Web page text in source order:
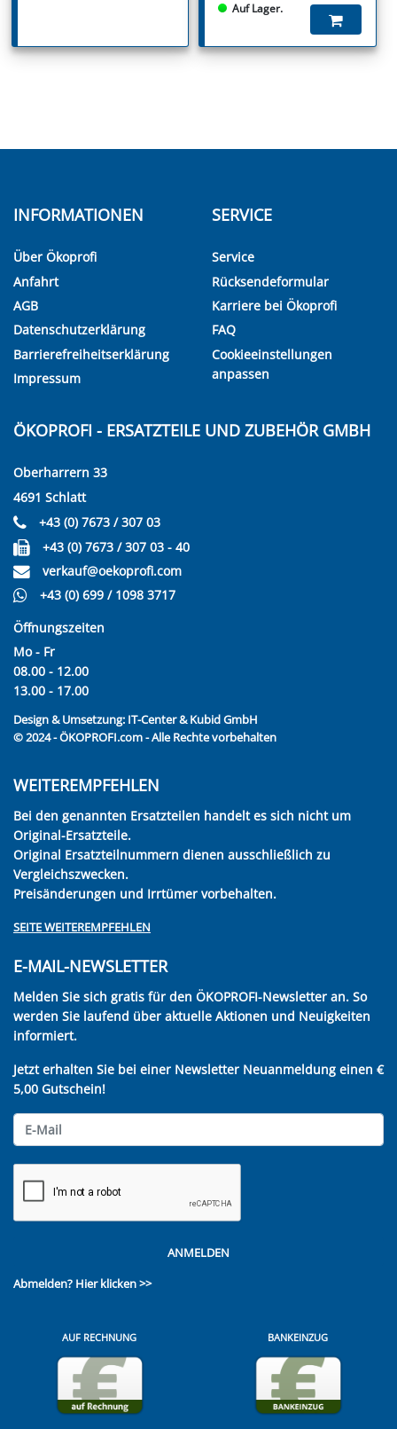
Auf Lager.
INFORMATIONEN
Über Ökoprofi
Anfahrt
AGB
Datenschutzerklärung
Barrierefreiheitserklärung
Impressum
SERVICE
Service
Rücksendeformular
Karriere bei Ökoprofi
FAQ
Cookieeinstellungen
anpassen
ÖKOPROFI - ERSATZTEILE UND ZUBEHÖR GMBH
Oberharrern 33
4691 Schlatt
+43 (0) 7673 / 307 03
+43 (0) 7673 / 307 03 - 40
verkauf@oekoprofi.com
+43 (0) 699 / 1098 3717
Öffnungszeiten
Mo - Fr
08.00 - 12.00
13.00 - 17.00
Design & Umsetzung: IT-Center & Kubid GmbH
© 2024 - ÖKOPROFI.com - Alle Rechte vorbehalten
WEITEREMPFEHLEN
Bei den genannten Ersatzteilen handelt es sich nicht um
Original-Ersatzteile.
Original Ersatzteilnummern dienen ausschließlich zu
Vergleichszwecken.
Preisänderungen und Irrtümer vorbehalten.
SEITE WEITEREMPFEHLEN
E-MAIL-NEWSLETTER
Melden Sie sich gratis für den ÖKOPROFI-Newsletter an. So
werden Sie laufend über aktuelle Aktionen und Neuigkeiten
informiert.
Jetzt erhalten Sie bei einer Newsletter Neuanmeldung einen €
5,00 Gutschein!
ANMELDEN
Abmelden? Hier klicken >>
AUF RECHNUNG BANKEINZUG